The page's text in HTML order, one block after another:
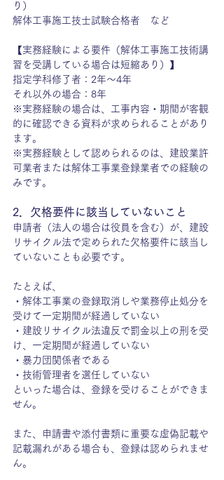
り）
解体工事施工技士試験合格者　など
【実務経験による要件（解体工事施工技術講
習を受講している場合は短縮あり）】
指定学科修了者：2年〜4年
それ以外の場合：8年
※実務経験の場合は、工事内容・期間が客観
的に確認できる資料が求められることがあり
ます。
※実務経験として認められるのは、建設業許
可業者または解体工事業登録業者での経験の
みです。
2．欠格要件に該当していないこと
申請者（法人の場合は役員を含む）が、建設
リサイクル法で定められた欠格要件に該当し
ていないことも必要です。
たとえば、
・解体工事業の登録取消しや業務停止処分を
受けて一定期間が経過していない
・建設リサイクル法違反で罰金以上の刑を受
け、一定期間が経過していない
・暴力団関係者である
・技術管理者を選任していない
といった場合は、登録を受けることができま
せん。
また、申請書や添付書類に重要な虚偽記載や
記載漏れがある場合も、登録は認められませ
ん。